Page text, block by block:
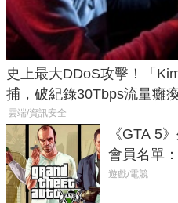
史上最大DDoS攻擊！「
捕，破紀錄30Tbps流量癱
雲端/資訊安全
《GTA 5
會員名單
在開掛！」
遊戲/電競